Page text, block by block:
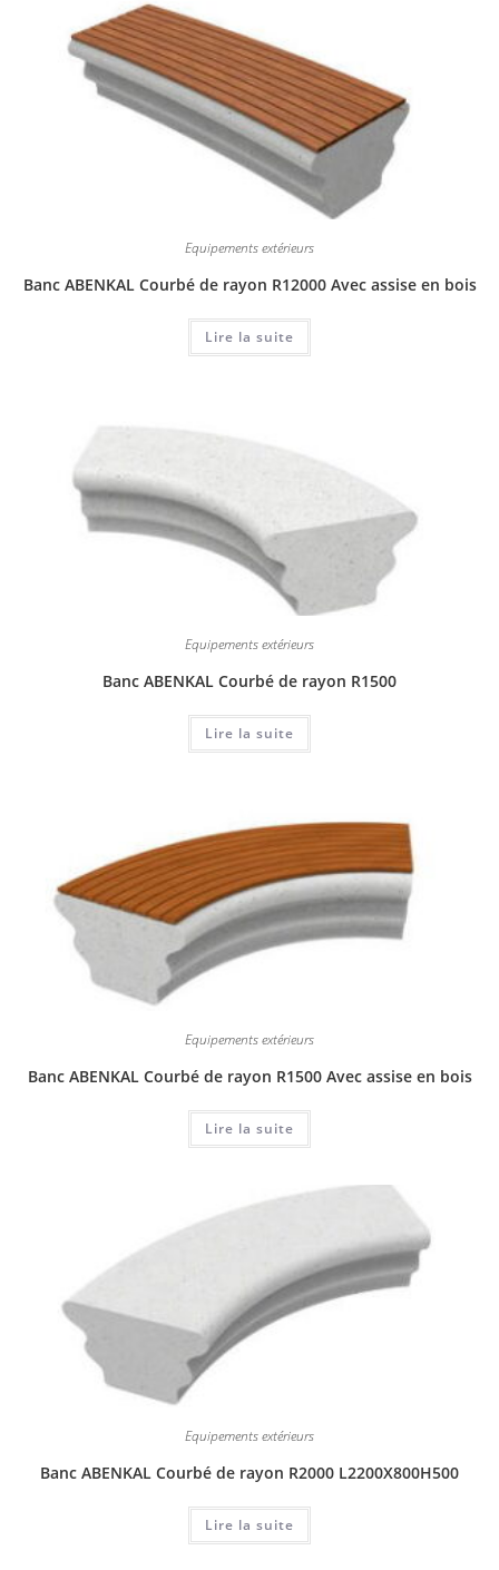
Equipements extérieurs
Banc ABENKAL Courbé de rayon R12000 Avec assise en bois
Lire la suite
Equipements extérieurs
Banc ABENKAL Courbé de rayon R1500
Lire la suite
Equipements extérieurs
Banc ABENKAL Courbé de rayon R1500 Avec assise en bois
Lire la suite
Equipements extérieurs
Banc ABENKAL Courbé de rayon R2000 L2200X800H500
Lire la suite